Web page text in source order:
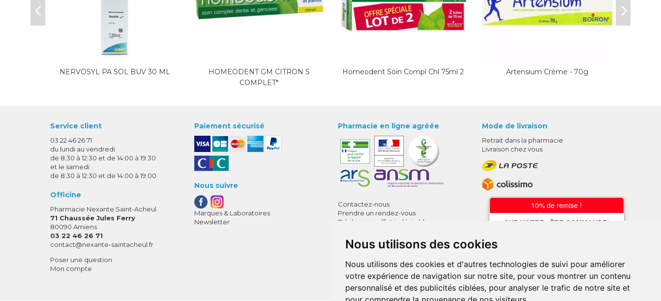
Nous utilisons des cookies
Nous utilisons des cookies et d'autres technologies de suivi pour améliorer
votre expérience de navigation sur notre site, pour vous montrer un contenu
personnalisé et des publicités ciblées, pour analyser le trafic de notre site et
NERVOSYL PA SOL BUV 30 ML
HOMEODENT GM CITRON S
COMPLET*
Homeodent Soin Compl Chl 75ml 2 Artensium Crème - 70g
Service client
03 22 46 26 71
du lundi au vendredi
de 8:30 à 12:30 et de 14:00 à 19:30
et le samedi
de 8:30 à 12:30 et de 14:00 à 19:00
Officine
Pharmacie Nexante Saint-Acheul
71 Chaussée Jules Ferry
80090 Amiens
03 22 46 26 71
contact-
@-
nexante-saintacheul.fr
Poser une question
Mon compte
Paiement sécurisé
Nous suivre
Marques & Laboratoires
Newsletter
Pharmacie en ligne agréée
Contactez-nous
Prendre un rendez-vous
Déclarer un effet indésirable
Mentions légales
Données personnelles
Mes préférences Cookies
Annuaire des pharmacies
Mode de livraison
Retrait dans la pharmacie
Livraison chez vous
10% de remise !
SUR VOTRE 1ÈRE COMMANDE*
* sans minimum d'achat , hors
médicaments et produits en offre,
utilisez le code au moment de la
validation du panier afin que la remise